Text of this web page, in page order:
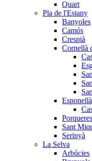
Quart
Pla de l'Estany
Banyoles
Camós
Crespià
Cornellà
Esponellà
Porqueres
Sant
Serinyà
La Selva
Arbúcies